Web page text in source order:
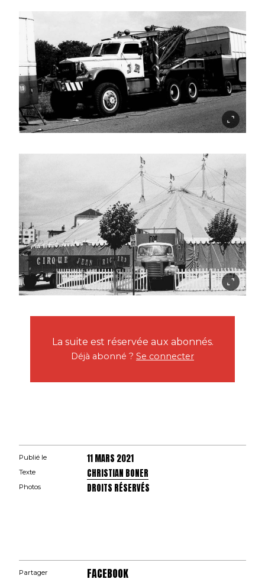
La suite est réservée aux abonnés.
Déjà abonné ? Se connecter
Publié le 11 MARS 2021
Texte CHRISTIAN BONER
Photos DROITS RÉSERVÉS
Partager FACEBOOK